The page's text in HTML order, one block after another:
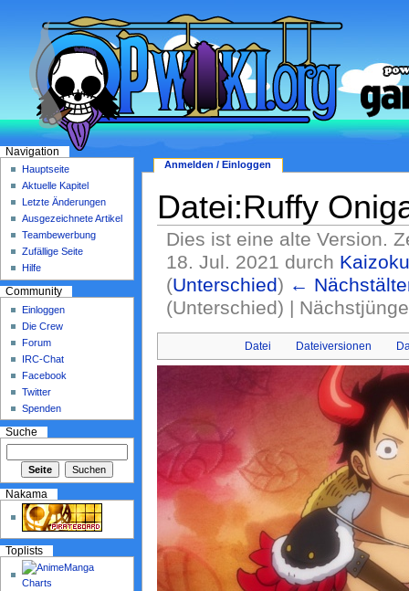
Datei:Ruffy
Dies ist eine alte Version.
18. Jul. 2021 durch
(Unterschied) ←
(Unterschied) |
Datei Dateiversionen
Anmelden / Einloggen
Navigation
Hauptseite
Aktuelle Kapitel
Letzte Änderungen
Ausgezeichnete Artikel
Teambewerbung
Zufällige Seite
Hilfe
Community
Einloggen
Die Crew
Forum
IRC-Chat
Facebook
Twitter
Spenden
Suche
Nakama
Toplists